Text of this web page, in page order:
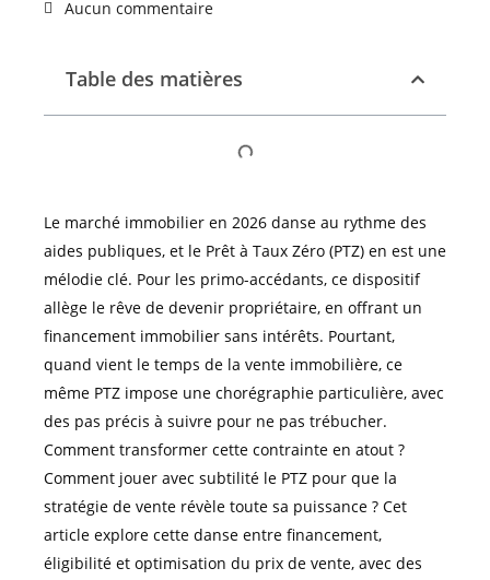
Aucun commentaire
Table des matières
Le marché immobilier en 2026 danse au rythme des
aides publiques, et le Prêt à Taux Zéro (PTZ) en est une
mélodie clé. Pour les primo-accédants, ce dispositif
allège le rêve de devenir propriétaire, en offrant un
financement immobilier sans intérêts. Pourtant,
quand vient le temps de la vente immobilière, ce
même PTZ impose une chorégraphie particulière, avec
des pas précis à suivre pour ne pas trébucher.
Comment transformer cette contrainte en atout ?
Comment jouer avec subtilité le PTZ pour que la
stratégie de vente révèle toute sa puissance ? Cet
article explore cette danse entre financement,
éligibilité et optimisation du prix de vente, avec des